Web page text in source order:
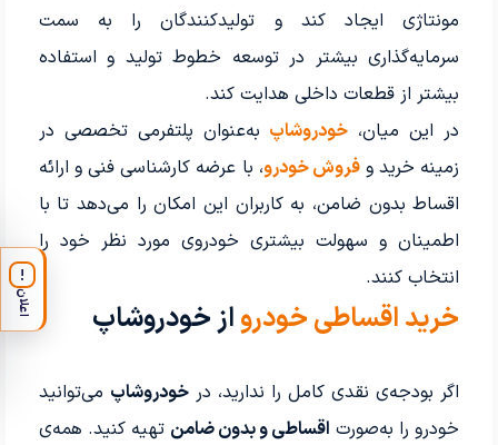
مونتاژی ایجاد کند و تولیدکنندگان را به سمت
سرمایه‌گذاری بیشتر در توسعه خطوط تولید و استفاده
بیشتر از قطعات داخلی هدایت کند.
در این میان، خودروشاپ به‌عنوان پلتفرمی تخصصی در
زمینه خرید وفروش خودرو، با عرضه کارشناسی فنی و ارائه
اقساط بدون ضامن، به کاربران این امکان را می‌دهد تا با
اطمینان و سهولت بیشتری خودروی مورد نظر خود را
انتخاب کنند.
خرید اقساطی خودرواز خودروشاپ
اگر بودجه‌ی نقدی کامل را ندارید، درخودروشاپ می‌توانید
خودرو را به‌صورت اقساطی و بدون ضامن تهیه کنید. همه‌ی
!
اعلان